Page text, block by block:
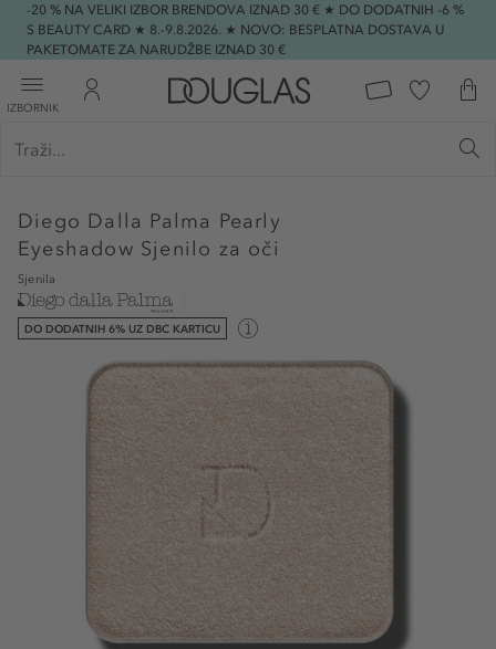
-20 % NA VELIKI IZBOR BRENDOVA IZNAD 30 € ★ DO DODATNIH -6 %
S BEAUTY CARD ★ 8.-9.8.2026. ★ NOVO: BESPLATNA DOSTAVA U
PAKETOMATE ZA NARUDŽBE IZNAD 30 €
IZBORNIK
Diego Dalla Palma Pearly
Eyeshadow Sjenilo za oči
Sjenila
DO DODATNIH 6% UZ DBC KARTICU